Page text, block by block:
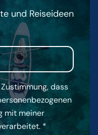
und Reiseideen
dass
mit meiner